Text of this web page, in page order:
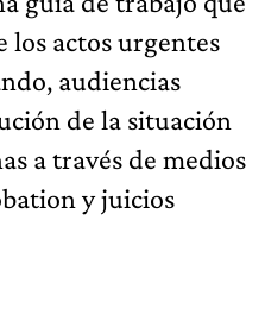
los actos urgentes
audiencias
de la situación
a través de medios
y juicios